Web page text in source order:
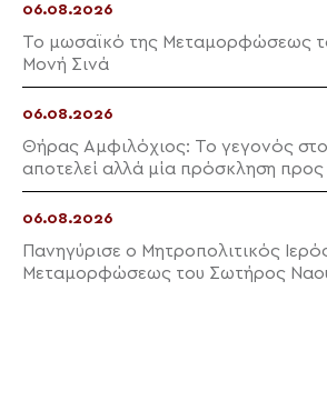
06.08.2026
To μωσαϊκό της Μεταμορφώσεως
Μονή Σινά
06.08.2026
Θήρας Αμφιλόχιος: Το γεγονός
αποτελεί αλλά μία πρόσκληση
06.08.2026
Πανηγύρισε ο Μητροπολιτικός
Μεταμορφώσεως του Σωτήρος